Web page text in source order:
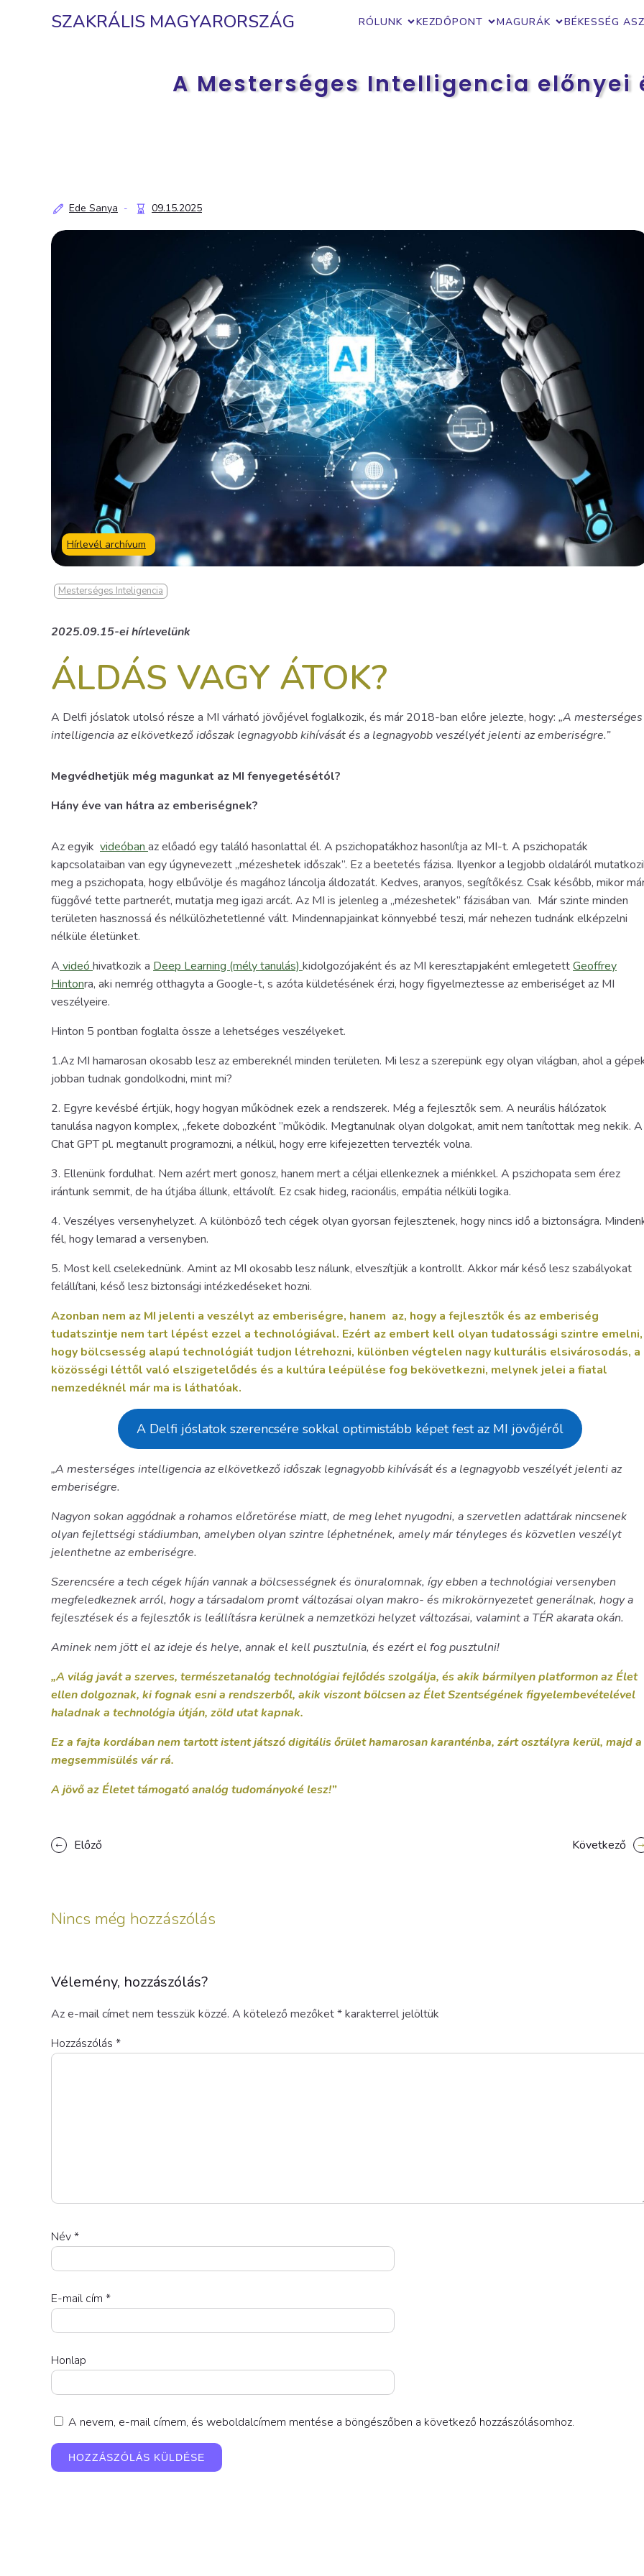
SZAKRÁLIS MAGYARORSZÁG RÓLUNK KEZDŐPONT MAGURÁK BÉKESSÉG
A Mesterséges Intelligencia előnyei
Ede Sanya - 09.15.2025
Hírlevél archívum
Mesterséges Inteligencia
2025.09.15-ei hírlevelünk
ÁLDÁS VAGY ÁTOK?
A Delfi jóslatok utolsó része a MI várható jövőjével foglalkozik, és már 2018-ban előre jelezte, hogy: „A mesterséges
intelligencia az elkövetkező időszak legnagyobb kihívását és a legnagyobb veszélyét jelenti az emberiségre.”
Megvédhetjük még magunkat az MI fenyegetésétól?
Hány éve van hátra az emberiségnek?
Az egyik videóban az előadó egy találó hasonlattal él. A pszichopatákhoz hasonlítja az MI-t. A pszichopaták
kapcsolataiban van egy úgynevezett „mézeshetek időszak”. Ez a beetetés fázisa. Ilyenkor a legjobb oldaláról
meg a pszichopata, hogy elbűvölje és magához láncolja áldozatát. Kedves, aranyos, segítőkész. Csak később, mikor
függővé tette partnerét, mutatja meg igazi arcát. Az MI is jelenleg a „mézeshetek” fázisában van. Már szinte minden
területen hasznossá és nélkülözhetetlenné vált. Mindennapjainkat könnyebbé teszi, már nehezen tudnánk elképzelni
nélküle életünket.
A videó hivatkozik a Deep Learning (mély tanulás) kidolgozójaként és az MI keresztapjaként emlegetettGeoffrey
Hintonra, aki nemrég otthagyta a Google-t, s azóta küldetésének érzi, hogy figyelmeztesse az emberiséget az MI
veszélyeire.
Hinton 5 pontban foglalta össze a lehetséges veszélyeket.
1.Az MI hamarosan okosabb lesz az embereknél minden területen. Mi lesz a szerepünk egy olyan világban, ahol a
jobban tudnak gondolkodni, mint mi?
2. Egyre kevésbé értjük, hogy hogyan működnek ezek a rendszerek. Még a fejlesztők sem. A neurális hálózatok
tanulása nagyon komplex, „fekete dobozként ”működik. Megtanulnak olyan dolgokat, amit nem tanítottak meg nekik. A
Chat GPT pl. megtanult programozni, a nélkül, hogy erre kifejezetten tervezték volna.
3. Ellenünk fordulhat. Nem azért mert gonosz, hanem mert a céljai ellenkeznek a miénkkel. A pszichopata sem érez
irántunk semmit, de ha útjába állunk, eltávolít. Ez csak hideg, racionális, empátia nélküli logika.
4. Veszélyes versenyhelyzet. A különböző tech cégek olyan gyorsan fejlesztenek, hogy nincs idő a biztonságra.
fél, hogy lemarad a versenyben.
5. Most kell cselekednünk. Amint az MI okosabb lesz nálunk, elveszítjük a kontrollt. Akkor már késő lesz szabályokat
felállítani, késő lesz biztonsági intézkedéseket hozni.
Azonban nem az MI jelenti a veszélyt az emberiségre, hanem az, hogy a fejlesztők és az emberiség
tudatszintje nem tart lépést ezzel a technológiával. Ezért az embert kell olyan tudatossági szintre emelni,
hogy bölcsesség alapú technológiát tudjon létrehozni, különben végtelen nagy kulturális elsivárosodás, a
közösségi léttől való elszigetelődés és a kultúra leépülése fog bekövetkezni, melynek jelei a fiatal
nemzedéknél már ma is láthatóak.
A Delfi jóslatok szerencsére sokkal optimistább képet fest az MI jövőjéről
„A mesterséges intelligencia az elkövetkező időszak legnagyobb kihívását és a legnagyobb veszélyét jelenti az
emberiségre.
Nagyon sokan aggódnak a rohamos előretörése miatt, de meg lehet nyugodni, a szervetlen adattárak nincsenek
olyan fejlettségi stádiumban, amelyben olyan szintre léphetnének, amely már tényleges és közvetlen veszélyt
jelenthetne az emberiségre.
Szerencsére a tech cégek híján vannak a bölcsességnek és önuralomnak, így ebben a technológiai versenyben
megfeledkeznek arról, hogy a társadalom promt változásai olyan makro- és mikrokörnyezetet generálnak, hogy a
fejlesztések és a fejlesztők is leállításra kerülnek a nemzetközi helyzet változásai, valamint a TÉR akarata okán.
Aminek nem jött el az ideje és helye, annak el kell pusztulnia, és ezért el fog pusztulni!
„A világ javát a szerves, természetanalóg technológiai fejlődés szolgálja, és akik bármilyen platformon az Élet
ellen dolgoznak, ki fognak esni a rendszerből, akik viszont bölcsen az Élet Szentségének figyelembevételével
haladnak a technológia útján, zöld utat kapnak.
Ez a fajta kordában nem tartott istent játszó digitális őrület hamarosan karanténba, zárt osztályra kerül, majd a
megsemmisülés vár rá.
A jövő az Életet támogató analóg tudományoké lesz!”
Előző Következő
Nincs még hozzászólás
Vélemény, hozzászólás?
Az e-mail címet nem tesszük közzé. A kötelező mezőket*karakterrel jelöltük
Hozzászólás *
Név*
E-mail cím *
Honlap
A nevem, e-mail címem, és weboldalcímem mentése a böngészőben a következő hozzászólásomhoz.